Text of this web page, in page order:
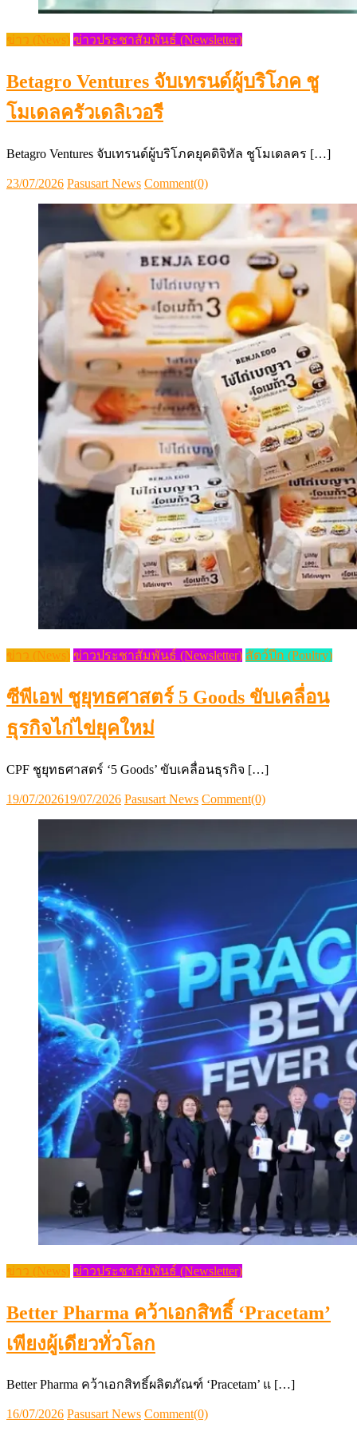
ข่าว (News) ข่าวประชาสัมพันธ์ (Newsletter)
Betagro Ventures จับเทรนด์ผู้บริโภค ชู
โมเดลครัวเดลิเวอรี
Betagro Ventures จับเทรนด์ผู้บริโภคยุคดิจิทัล ชูโมเดลคร […]
Posted
23/07/2026 Author
Pasusart News Comment(0)
ข่าว (News) ข่าวประชาสัมพันธ์ (Newsletter) สัตว์ปีก (Poultry)
ซีพีเอฟ ชูยุทธศาสตร์ 5 Goods ขับเคลื่อน
ธุรกิจไก่ไข่ยุคใหม่
CPF ชูยุทธศาสตร์ ‘5 Goods’ ขับเคลื่อนธุรกิจ […]
Posted
19/07/202619/07/2026 Author
Pasusart News Comment(0)
ข่าว (News) ข่าวประชาสัมพันธ์ (Newsletter)
Better Pharma คว้าเอกสิทธิ์ ‘Pracetam’
เพียงผู้เดียวทั่วโลก
Better Pharma คว้าเอกสิทธิ์ผลิตภัณฑ์ ‘Pracetam’ แ […]
Posted
16/07/2026 Author
Pasusart News Comment(0)